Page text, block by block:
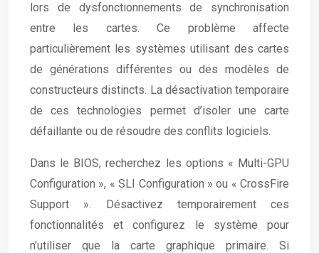
lors de dysfonctionnements de synchronisation
entre les cartes. Ce problème affecte
particulièrement les systèmes utilisant des cartes
de générations différentes ou des modèles de
constructeurs distincts. La désactivation temporaire
de ces technologies permet d’isoler une carte
défaillante ou de résoudre des conflits logiciels.
Dans le BIOS, recherchez les options « Multi-GPU
Configuration », « SLI Configuration » ou « CrossFire
Support ». Désactivez temporairement ces
fonctionnalités et configurez le système pour
n’utiliser que la carte graphique primaire. Si